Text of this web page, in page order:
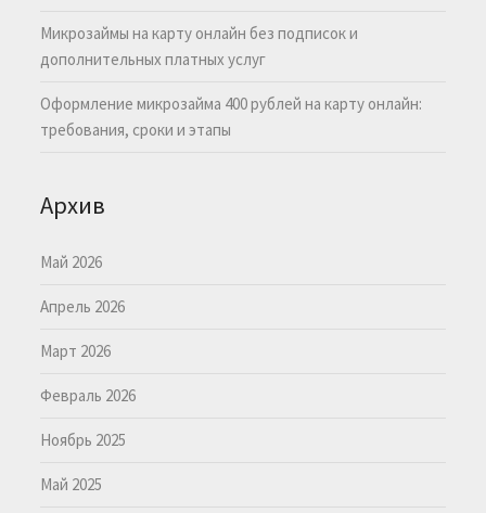
Микрозаймы на карту онлайн без подписок и
дополнительных платных услуг
Оформление микрозайма 400 рублей на карту онлайн:
требования, сроки и этапы
Архив
Май 2026
Апрель 2026
Март 2026
Февраль 2026
Ноябрь 2025
Май 2025